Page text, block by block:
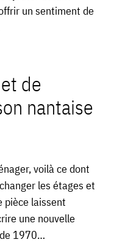
un sentiment de
de
nantaise
voilà ce dont
les étages et
pièce laissent
une nouvelle
1970…